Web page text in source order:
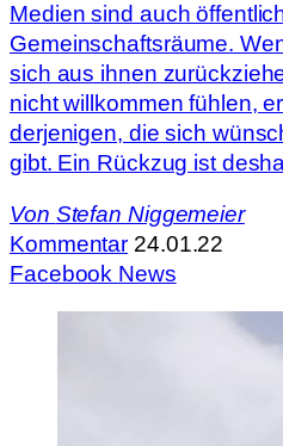
Medien sind auch
Gemeinschaftsräume.
sich aus ihnen
nicht willkommen fühlen,
derjenigen, die sich
gibt. Ein Rückzug ist
Von Stefan Niggemeier
Kommentar 24.01.22
Facebook News